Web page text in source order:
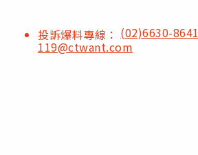
投訴爆料專線： (02)6630-8641
119@ctwant.com